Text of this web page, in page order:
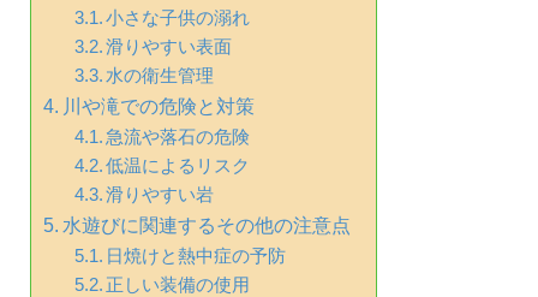
小さな子供の溺れ
滑りやすい表面
水の衛生管理
川や滝での危険と対策
急流や落石の危険
低温によるリスク
滑りやすい岩
水遊びに関連するその他の注意点
日焼けと熱中症の予防
正しい装備の使用